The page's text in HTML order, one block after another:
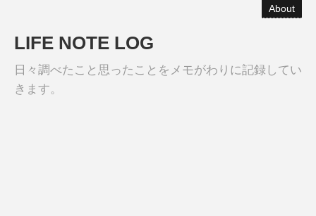
About
LIFE NOTE LOG
日々調べたこと思ったことをメモがわりに記録してい
きます。